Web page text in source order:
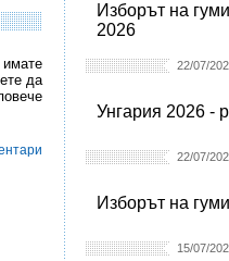
Изборът на
2026
22/07/
Унгария 2026 -
22/07/
Изборът на
15/07/
да